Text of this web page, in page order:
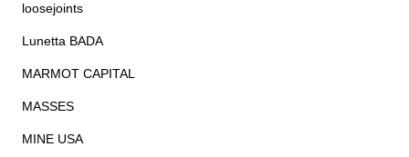
loosejoints
Lunetta BADA
MARMOT CAPITAL
MASSES
MINE USA